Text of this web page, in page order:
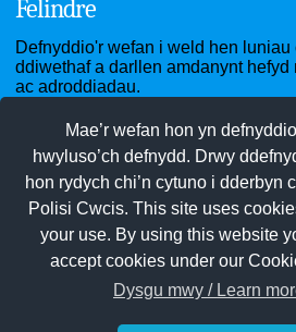
Mae’r wefan hon yn
hwyluso’ch defnydd. Drwy
hon rydych chi’n cytuno i dderbyn
Polisi Cwcis. This site uses
your use. By using this website
accept cookies under our
Dysgu mwy / Learn
Felindre
Defnyddio'r wefan i weld hen
ddiwethaf a darllen amdanynt
ac adroddiadau.
Ardal Dre-fach Felindre - sef
pen-graig, Dre-fach, Drefelin,
Waungilwen - cartref yr Amgueddfa
ffatrioedd gwlân di-ri gynt, Clwb
Rangers, Neuadd y Ddraig Goch,
St Llawddog a St Barnabas, capeli
Pen-rhiw a Soar heb sôn am